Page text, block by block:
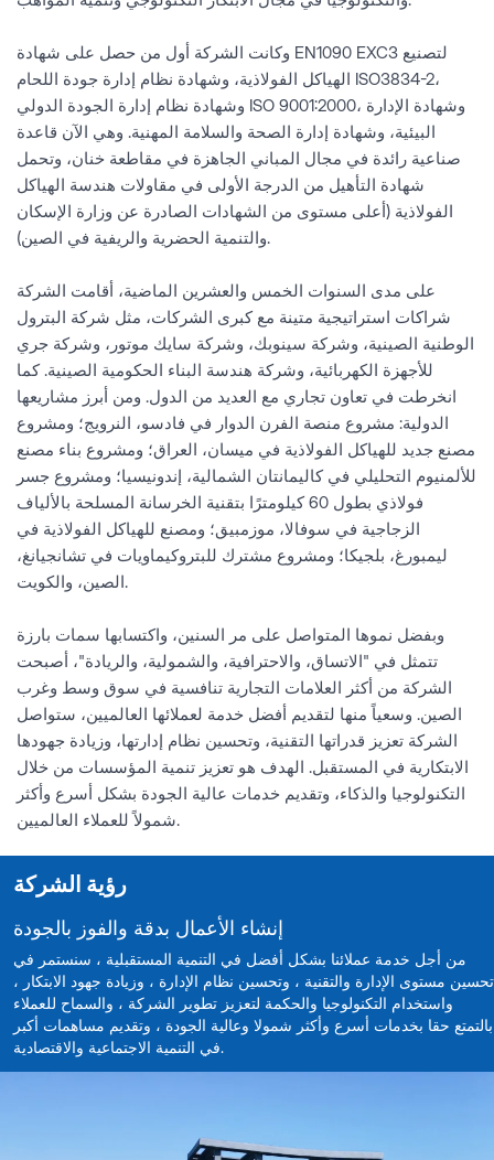
وكانت الشركة أول من حصل على شهادة EN1090 EXC3 لتصنيع
الهياكل الفولاذية، وشهادة نظام إدارة جودة اللحام ISO3834-2،
وشهادة نظام إدارة الجودة الدولي ISO 9001:2000، وشهادة الإدارة
البيئية، وشهادة إدارة الصحة والسلامة المهنية. وهي الآن قاعدة
صناعية رائدة في مجال المباني الجاهزة في مقاطعة خنان، وتحمل
شهادة التأهيل من الدرجة الأولى في مقاولات هندسة الهياكل
الفولاذية (أعلى مستوى من الشهادات الصادرة عن وزارة الإسكان
والتنمية الحضرية والريفية في الصين).
على مدى السنوات الخمس والعشرين الماضية، أقامت الشركة
شراكات استراتيجية متينة مع كبرى الشركات، مثل شركة البترول
الوطنية الصينية، وشركة سينوبك، وشركة سايك موتور، وشركة جري
للأجهزة الكهربائية، وشركة هندسة البناء الحكومية الصينية. كما
انخرطت في تعاون تجاري مع العديد من الدول. ومن أبرز مشاريعها
الدولية: مشروع منصة الفرن الدوار في فادسو، النرويج؛ ومشروع
مصنع جديد للهياكل الفولاذية في ميسان، العراق؛ ومشروع بناء مصنع
للألمنيوم التحليلي في كاليمانتان الشمالية، إندونيسيا؛ ومشروع جسر
فولاذي بطول 60 كيلومترًا بتقنية الخرسانة المسلحة بالألياف
الزجاجية في سوفالا، موزمبيق؛ ومصنع للهياكل الفولاذية في
ليمبورغ، بلجيكا؛ ومشروع مشترك للبتروكيماويات في تشانجيانغ،
الصين، والكويت.
وبفضل نموها المتواصل على مر السنين، واكتسابها سمات بارزة
تتمثل في "الاتساق، والاحترافية، والشمولية، والريادة"، أصبحت
الشركة من أكثر العلامات التجارية تنافسية في سوق وسط وغرب
الصين. وسعياً منها لتقديم أفضل خدمة لعملائها العالميين، ستواصل
الشركة تعزيز قدراتها التقنية، وتحسين نظام إدارتها، وزيادة جهودها
الابتكارية في المستقبل. الهدف هو تعزيز تنمية المؤسسات من خلال
التكنولوجيا والذكاء، وتقديم خدمات عالية الجودة بشكل أسرع وأكثر
شمولاً للعملاء العالميين.
رؤية الشركة
إنشاء الأعمال بدقة والفوز بالجودة
من أجل خدمة عملائنا بشكل أفضل في التنمية المستقبلية ، سنستمر في
تحسين مستوى الإدارة والتقنية ، وتحسين نظام الإدارة ، وزيادة جهود الابتكار ،
واستخدام التكنولوجيا والحكمة لتعزيز تطوير الشركة ، والسماح للعملاء
بالتمتع حقا بخدمات أسرع وأكثر شمولا وعالية الجودة ، وتقديم مساهمات أكبر
في التنمية الاجتماعية والاقتصادية.